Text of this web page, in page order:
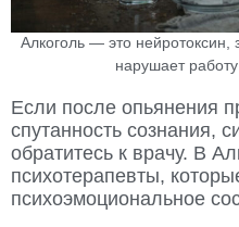
Алкоголь — это нейротоксин,
нарушает
Если после опьянения
спутанность сознания,
обратитесь к врачу. В
психотерапевты,
психоэмоциональное